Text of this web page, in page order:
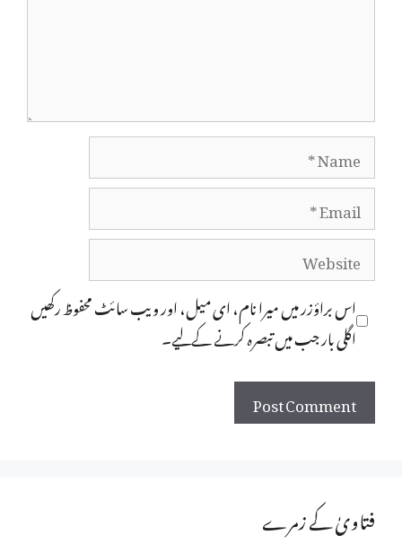
Name
Email
Website
اس براؤزر میں میرا نام، ای میل، اور ویب سائٹ محفوظ رکھیں
اگلی بار جب میں تبصرہ کرنے کےلیے۔
فتاویٰ کے زمرے